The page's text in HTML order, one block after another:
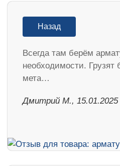
Назад
Всегда там берём
необходимости. Грузят
мета…
Дмитрий М., 15.01.2025